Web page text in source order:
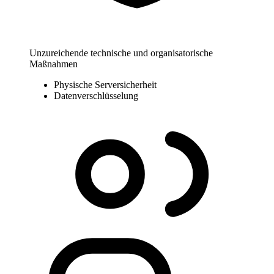
Unzureichende technische und organisatorische
Maßnahmen
Physische Serversicherheit
Datenverschlüsselung